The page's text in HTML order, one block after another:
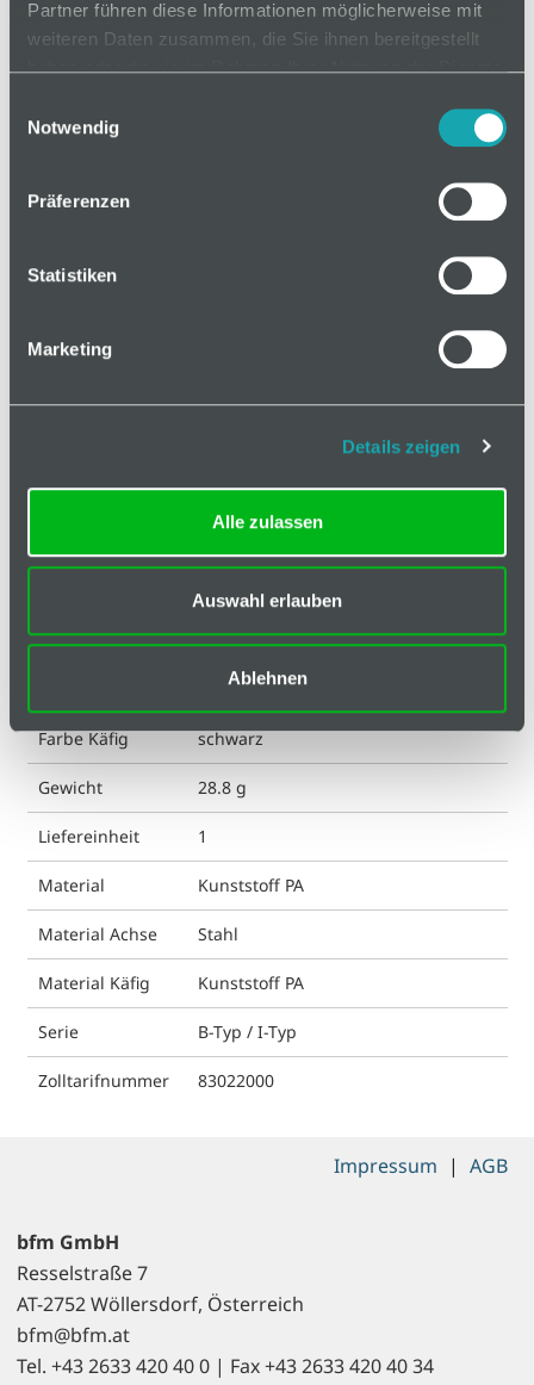
Partner führen diese Informationen möglicherweise mit
weiteren Daten zusammen, die Sie ihnen bereitgestellt
haben oder die sie im Rahmen Ihrer Nutzung der Dienste
Notwendig
Präferenzen
Statistiken
Marketing
Details zeigen
Alle zulassen
Auswahl erlauben
Ablehnen
Eigenschaft glaskugelverstärkt
Achse
Käfig
glasfaserverstärkt
gelb RAL1003
Farbe Käfig schwarz
Gewicht 28.8 g
Liefereinheit 1
Material Kunststoff PA
Material Achse Stahl
Material Käfig Kunststoff PA
Serie B-Typ / I-Typ
Zolltarifnummer 83022000
bfm GmbH
Resselstraße 7
AT-2752 Wöllersdorf, Österreich
bfm@bfm.at
Tel. +43 2633 420 40 0 | Fax +43 2633 420 40 34
Impressum | AGB